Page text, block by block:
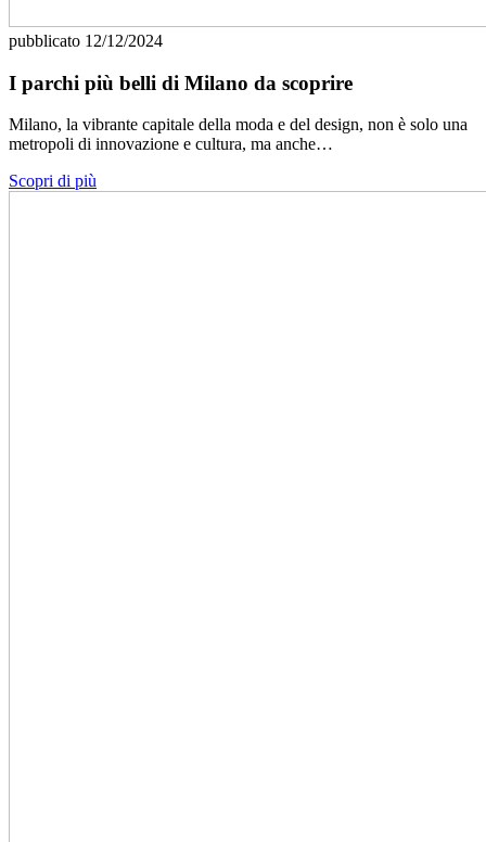
pubblicato 12/12/2024
I parchi più belli di Milano da scoprire
Milano, la vibrante capitale della moda e del design, non è solo una
metropoli di innovazione e cultura, ma anche…
Scopri di più